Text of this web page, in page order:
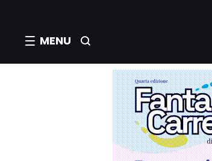
MENU